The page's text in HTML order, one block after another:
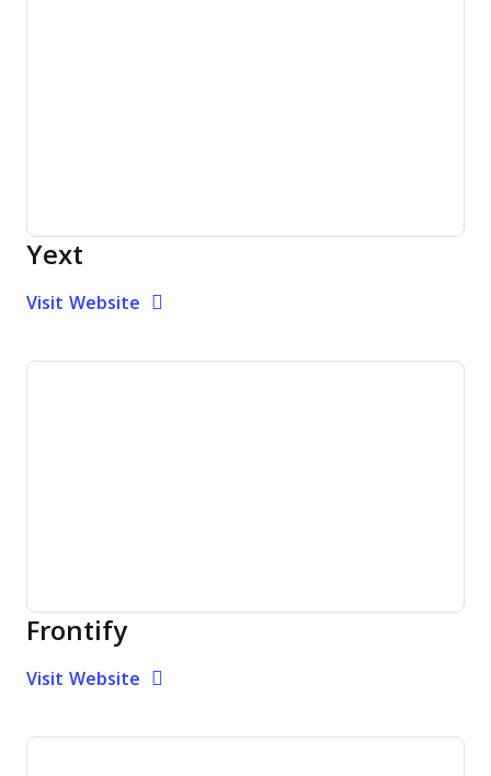
Yext
Visit Website Opens New Window
Frontify
Visit Website Opens New Window